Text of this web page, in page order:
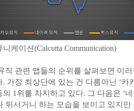
케이션(Calcutta Communication)
직 관련 앱들의 순위를 살펴보면 이
가장 최상단에 있는 건 다름아닌 ‘카
1위를 차지하고 있다. 그 다음은 ‘네
뒤서거니 하는 모습을 보이고 있지